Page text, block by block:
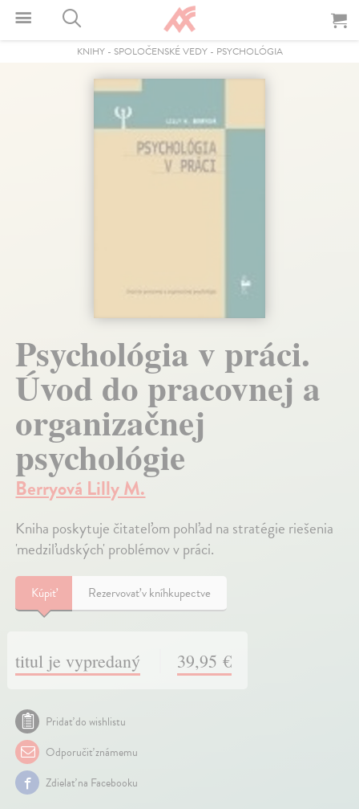
KNIHY- SPOLOČENSKÉ VEDY- PSYCHOLÓGIA
Psychológia v práci.
Úvod do pracovnej a
organizačnej
psychológie
Berryová Lilly M.
Kniha poskytuje čitateľom pohľad na stratégie riešenia
'medziľudských' problémov v práci.
Kúpiť Rezervovať v kníhkupectve
titul je vypredaný 39,95 €
Pridať do wishlistu
Odporučiť známemu
Zdielať na Facebooku